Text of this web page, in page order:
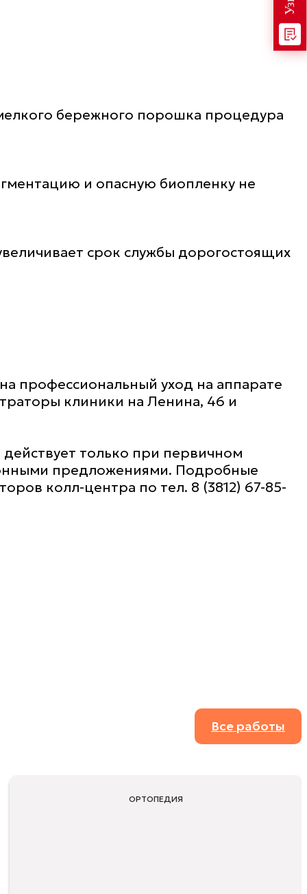
бережного порошка процедура
и опасную биопленку не
срок службы дорогостоящих
профессиональный уход на аппарате
клиники на Ленина, 46 и
только при первичном
предложениями. Подробные
колл-центра по тел. 8 (3812) 67-85-
Все работы
ОРТОПЕДИЯ